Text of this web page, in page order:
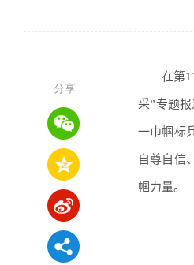
分享
在第
采”专题
一巾帼标
自尊自信
帼力量。